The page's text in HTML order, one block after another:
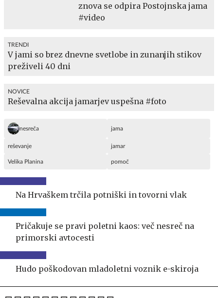
znova se odpira Postojnska jama
#video
TRENDI
V jami so brez dnevne svetlobe in zunanjih stikov
preživeli 40 dni
NOVICE
Reševalna akcija jamarjev uspešna #foto
nesreča jama
reševanje jamar
Velika Planina pomoč
Na Hrvaškem trčila potniški in tovorni vlak
Pričakuje se pravi poletni kaos: več nesreč na
primorski avtocesti
Hudo poškodovan mladoletni voznik e-skiroja